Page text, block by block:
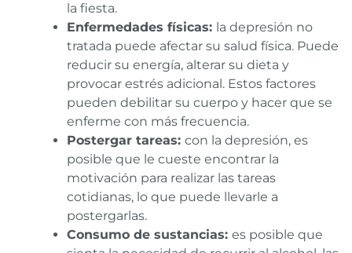
la fiesta.
Enfermedades físicas: la depresión no
tratada puede afectar su salud física. Puede
reducir su energía, alterar su dieta y
provocar estrés adicional. Estos factores
pueden debilitar su cuerpo y hacer que se
enferme con más frecuencia.
Postergar tareas: con la depresión, es
posible que le cueste encontrar la
motivación para realizar las tareas
cotidianas, lo que puede llevarle a
postergarlas.
Consumo de sustancias: es posible que